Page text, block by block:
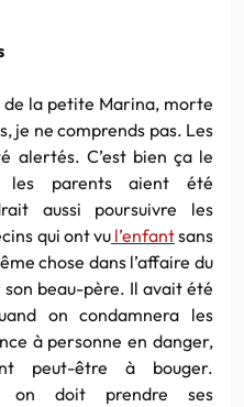
de la petite Marina, morte
je ne comprends pas. Les
alertés. C’est bien ça le
les parents aient été
aussi poursuivre les
qui ont vul’enfantsans
chose dans l’affaire du
beau-père. Il avait été
on condamnera les
à personne en danger,
peut-être à bouger.
on doit prendre ses